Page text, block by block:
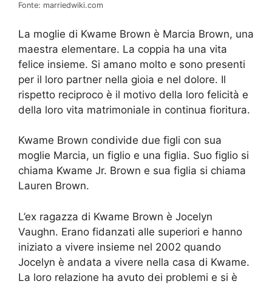
Fonte: marriedwiki.com
La moglie di Kwame Brown è Marcia Brown, una
maestra elementare. La coppia ha una vita
felice insieme. Si amano molto e sono presenti
per il loro partner nella gioia e nel dolore. Il
rispetto reciproco è il motivo della loro felicità e
della loro vita matrimoniale in continua fioritura.
Kwame Brown condivide due figli con sua
moglie Marcia, un figlio e una figlia. Suo figlio si
chiama Kwame Jr. Brown e sua figlia si chiama
Lauren Brown.
L’ex ragazza di Kwame Brown è Jocelyn
Vaughn. Erano fidanzati alle superiori e hanno
iniziato a vivere insieme nel 2002 quando
Jocelyn è andata a vivere nella casa di Kwame.
La loro relazione ha avuto dei problemi e si è